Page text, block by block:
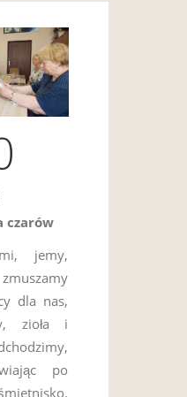
czarów
jemy,
dla nas,
zioła i
po